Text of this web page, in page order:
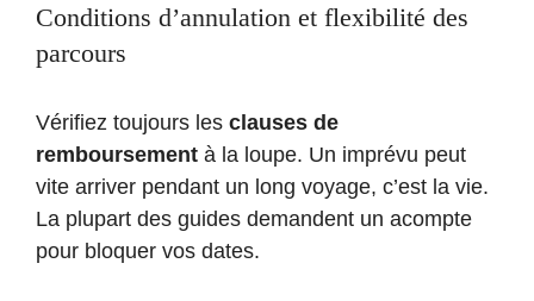
Conditions d’annulation et flexibilité des
parcours
Vérifiez toujours les clauses de
remboursement à la loupe. Un imprévu peut
vite arriver pendant un long voyage, c’est la vie.
La plupart des guides demandent un acompte
pour bloquer vos dates.